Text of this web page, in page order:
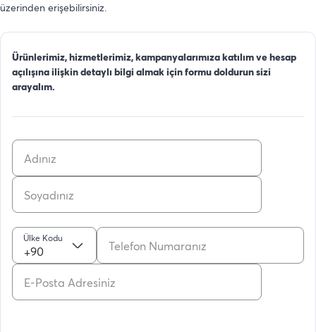
üzerinden erişebilirsiniz.
Ürünlerimiz, hizmetlerimiz, kampanyalarımıza katılım ve hesap
açılışına ilişkin detaylı bilgi almak için formu doldurun sizi
arayalım.
Ülke Kodu
+90